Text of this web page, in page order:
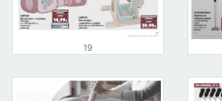
19